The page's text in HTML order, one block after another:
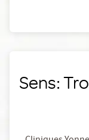
Sens: